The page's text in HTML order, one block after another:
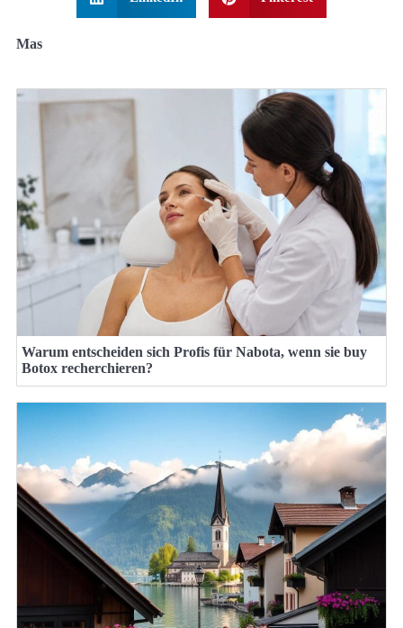
Mas
Warum entscheiden sich Profis für Nabota, wenn sie buy
Botox recherchieren?